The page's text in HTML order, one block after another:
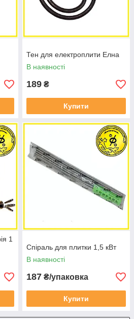
Тен для електроплити Елна
В наявності
189 ₴
Купити
1
Спіраль для плитки 1,5 кВт
В наявності
187 ₴/упаковка
Купити